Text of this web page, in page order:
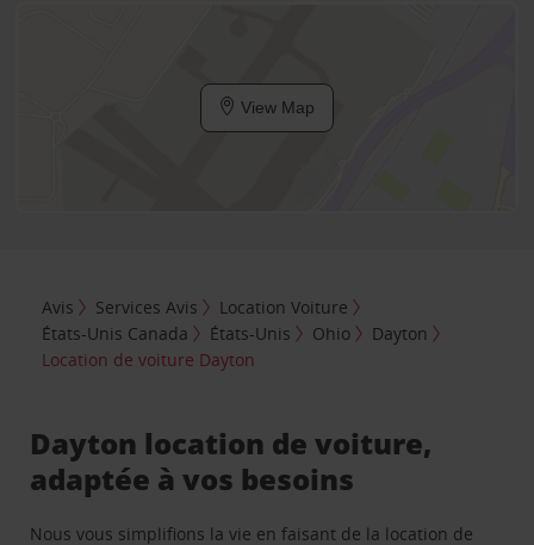
View Map
Avis Services Avis
Location Voiture
États-Unis Canada
États-Unis Ohio
Dayton
Location de voiture Dayton
Dayton location de voiture,
adaptée à vos besoins
Nous vous simplifions la vie en faisant de la location de